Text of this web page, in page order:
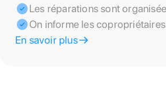
Les réparations sont
On informe les
En savoir plus